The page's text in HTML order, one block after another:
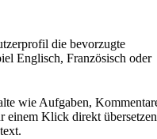
die bevorzugte
Englisch, Französisch oder
wie Aufgaben,
einem Klick direkt